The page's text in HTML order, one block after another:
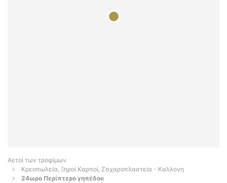
Αετοί των τροφίμων
Κρεοπωλεία, Ξηροί Καρποί, Ζαχαροπλαστεία - Καλλονη
24ωρο Περίπτερο γηπέδου